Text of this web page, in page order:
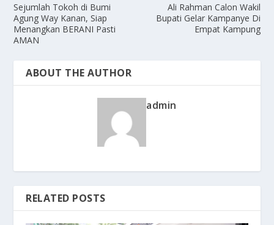
Sejumlah Tokoh di Bumi
Agung Way Kanan, Siap
Menangkan BERANI Pasti
AMAN
Ali Rahman Calon Wakil
Bupati Gelar Kampanye Di
Empat Kampung
ABOUT THE AUTHOR
admin
RELATED POSTS